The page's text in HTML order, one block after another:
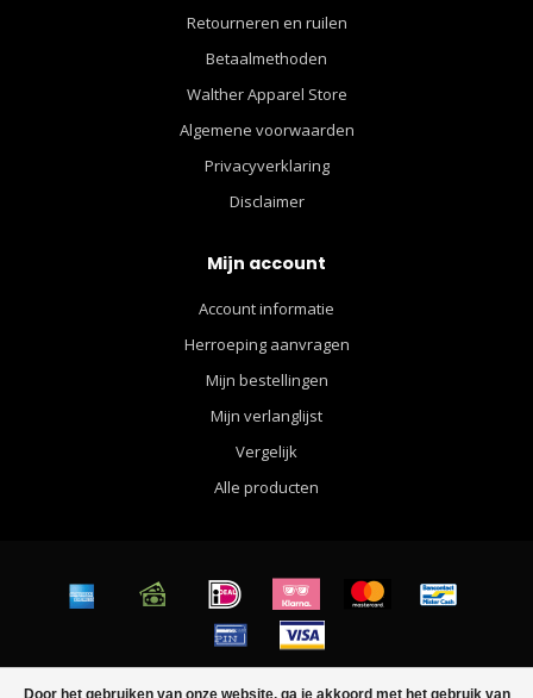
Door het gebruiken van onze website, ga je akkoord met het gebruik van
Retourneren en ruilen
Betaalmethoden
Walther Apparel Store
Algemene voorwaarden
Privacyverklaring
Disclaimer
Mijn account
Account informatie
Herroeping aanvragen
Mijn bestellingen
Mijn verlanglijst
Vergelijk
Alle producten
© Copyright 2026 Walther Apparel for Men - Powered byLightspeed-